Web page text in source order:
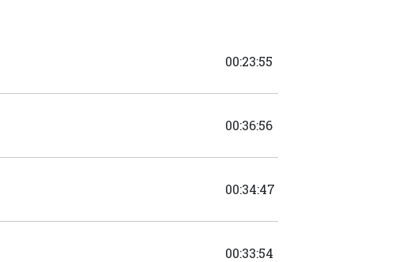
00:23:55
00:36:56
00:34:47
00:33:54